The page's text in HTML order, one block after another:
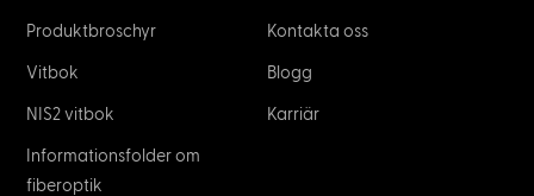
Produktbroschyr
Vitbok
NIS2 vitbok
Informationsfolder om
fiberoptik
Kontakta oss
Blogg
Karriär